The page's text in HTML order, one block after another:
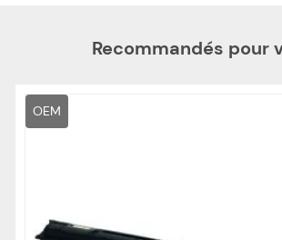
Recommandés pour
OEM